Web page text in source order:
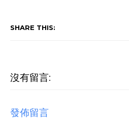
SHARE THIS:
沒有留言:
發佈留言